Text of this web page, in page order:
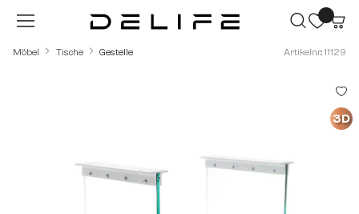
Zum Hauptinhalt springen
Möbel Tische Gestelle Artikelnr.: 11129
3D